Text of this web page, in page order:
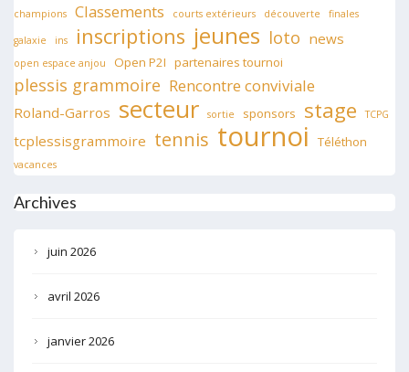
champions Classements courts extérieurs découverte finales
galaxie ins inscriptions jeunes loto news
open espace anjou Open P2I partenaires tournoi
plessis grammoire Rencontre conviviale
Roland-Garros secteur sortie sponsors stage TCPG
tcplessisgrammoire tennis tournoi Téléthon
vacances
Archives
juin 2026
avril 2026
janvier 2026